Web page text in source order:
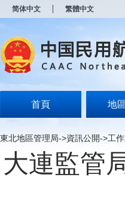
简体中文 繁體中文
首頁 地
東北地區管理局->資訊公開->工
大連監管
开
无
障
说
按
Alt
浪